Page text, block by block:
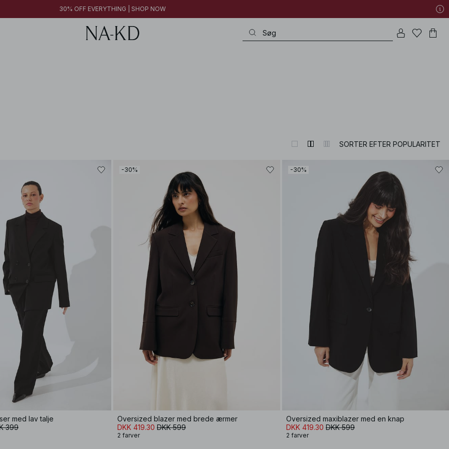
30% OFF EVERYTHING | SHOP NOW
SORTER EFTER POPULARITET
med lav talje
399
-30%
Oversized blazer med brede ærmer
DKK 419.30 DKK 599
2 farver
-30%
Oversized maxiblazer med en knap
DKK 419.30 DKK 599
2 farver